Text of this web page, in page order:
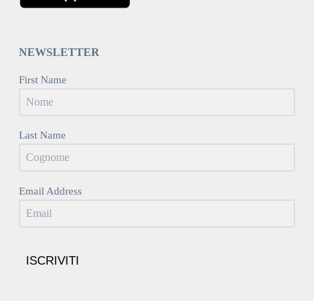
NEWSLETTER
First Name
Last Name
Email Address
ISCRIVITI